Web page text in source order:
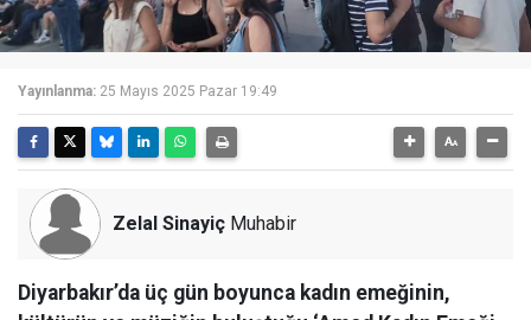
Yayınlanma: 25 Mayıs 2025 Pazar 19:49
Zelal Sinayiç Muhabir
Diyarbakır’da üç gün boyunca kadın emeğinin,